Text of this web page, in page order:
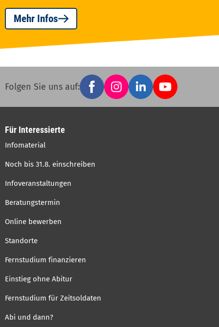
Mehr Infos
Social
links
Folgen Sie uns auf:
FacebookInstagramLinkedInYouTube
Für Interessierte
Infomaterial
Noch bis 31.8. einschreiben
Infoveranstaltungen
Beratungstermin
Online bewerben
Standorte
Fernstudium finanzieren
Einstieg ohne Abitur
Fernstudium für Zeitsoldaten
Abi und dann?